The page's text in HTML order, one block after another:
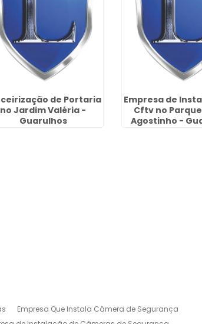
de Portaria
no Jardim Valéria -
Guarulhos
Empresa de
Cftv no
Agostinho -
Empresa Que Instala Câmera de Segurança